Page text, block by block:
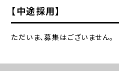
【中途採用】
ただいま、募集はございません。